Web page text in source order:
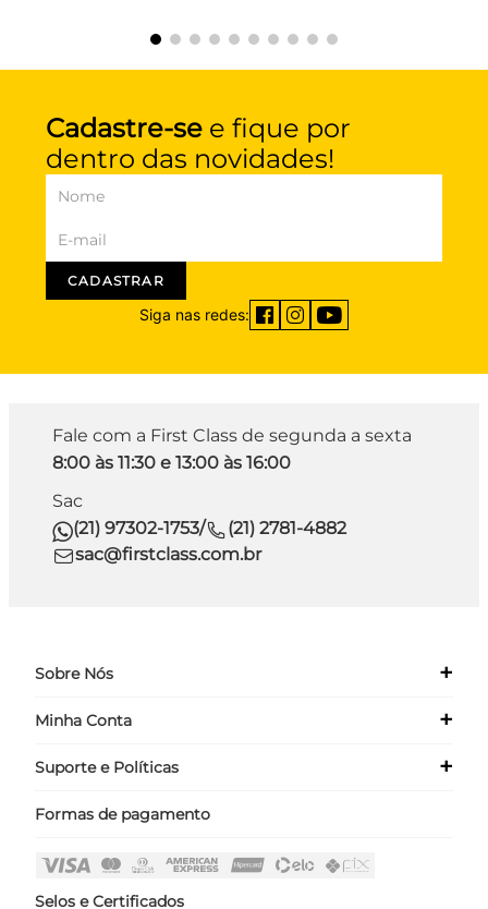
Cadastre-se e fique por
dentro das novidades!
CADASTRAR
Siga nas redes:
Fale com a First Class de segunda a sexta
8:00 às 11:30 e 13:00 às 16:00
Sac
(21) 97302-1753/
(21) 2781-4882
sac@firstclass.com.br
Sobre Nós +
Quem Somos
Minha Conta +
Meus Dados
Suporte e Políticas +
Políticas
Fale Conosco
Formas de pagamento
Selos e Certificados